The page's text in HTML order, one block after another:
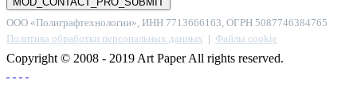
ООО «Полиграфтехнологии», ИНН 7713666163, ОГРН 5087746384765
Политика обработки персональных данных | Файлы cookie
Copyright © 2008 - 2019 Art Paper All rights reserved.